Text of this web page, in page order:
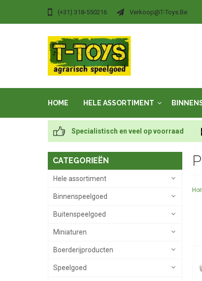
(+31) 318-550216 Verkoop@t-Toys.be
HOME HELE ASSORTIMENT
Specialistisch en veel op voorraad
CATEGORIEËN
Hele assortiment
Binnenspeelgoed
Buitenspeelgoed
Miniaturen
Boerderijproducten
Speelgoed